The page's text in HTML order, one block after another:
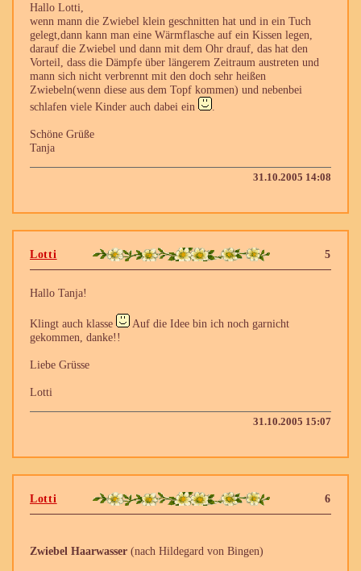
Hallo Lotti,
wenn mann die Zwiebel klein geschnitten hat und in ein Tuch
gelegt,dann kann man eine Wärmflasche auf ein Kissen legen,
darauf die Zwiebel und dann mit dem Ohr drauf, das hat den
Vorteil, dass die Dämpfe über längerem Zeitraum austreten und
mann sich nicht verbrennt mit den doch sehr heißen
Zwiebeln(wenn diese aus dem Topf kommen) und nebenbei
schlafen viele Kinder auch dabei ein
Schöne Grüße
Tanja
31.10.2005 14:08
5
Lotti
Hallo Tanja!
Klingt auch klasse
Auf die Idee bin ich noch garnicht
gekommen, danke!!
Liebe Grüsse
Lotti
31.10.2005 15:07
6
Lotti
Zwiebel Haarwasser (nach Hildegard von Bingen)